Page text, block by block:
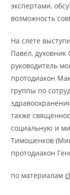
экспертами,
возможность
На слете
Павел,
руководитель
протодиакон
группы по
также
социальную и
Тимошенков
протодиакон
по материалам